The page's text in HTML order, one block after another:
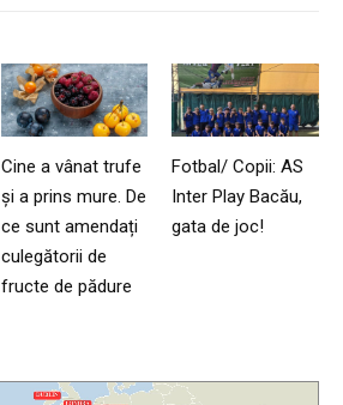
Cine a vânat trufe
și a prins mure. De
ce sunt amendați
culegătorii de
fructe de pădure
Fotbal/ Copii: AS
Inter Play Bacău,
gata de joc!